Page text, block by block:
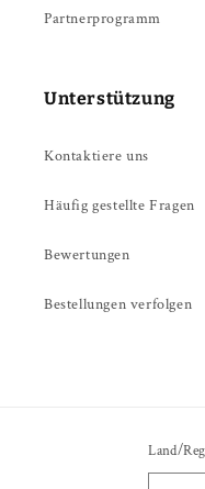
Partnerprogramm
Unterstützung
Kontaktiere uns
Häufig gestellte Fragen
Bewertungen
Bestellungen verfolgen
Land/